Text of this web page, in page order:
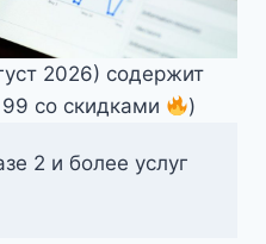
2026) содержит
со скидками
)
2 и более услуг